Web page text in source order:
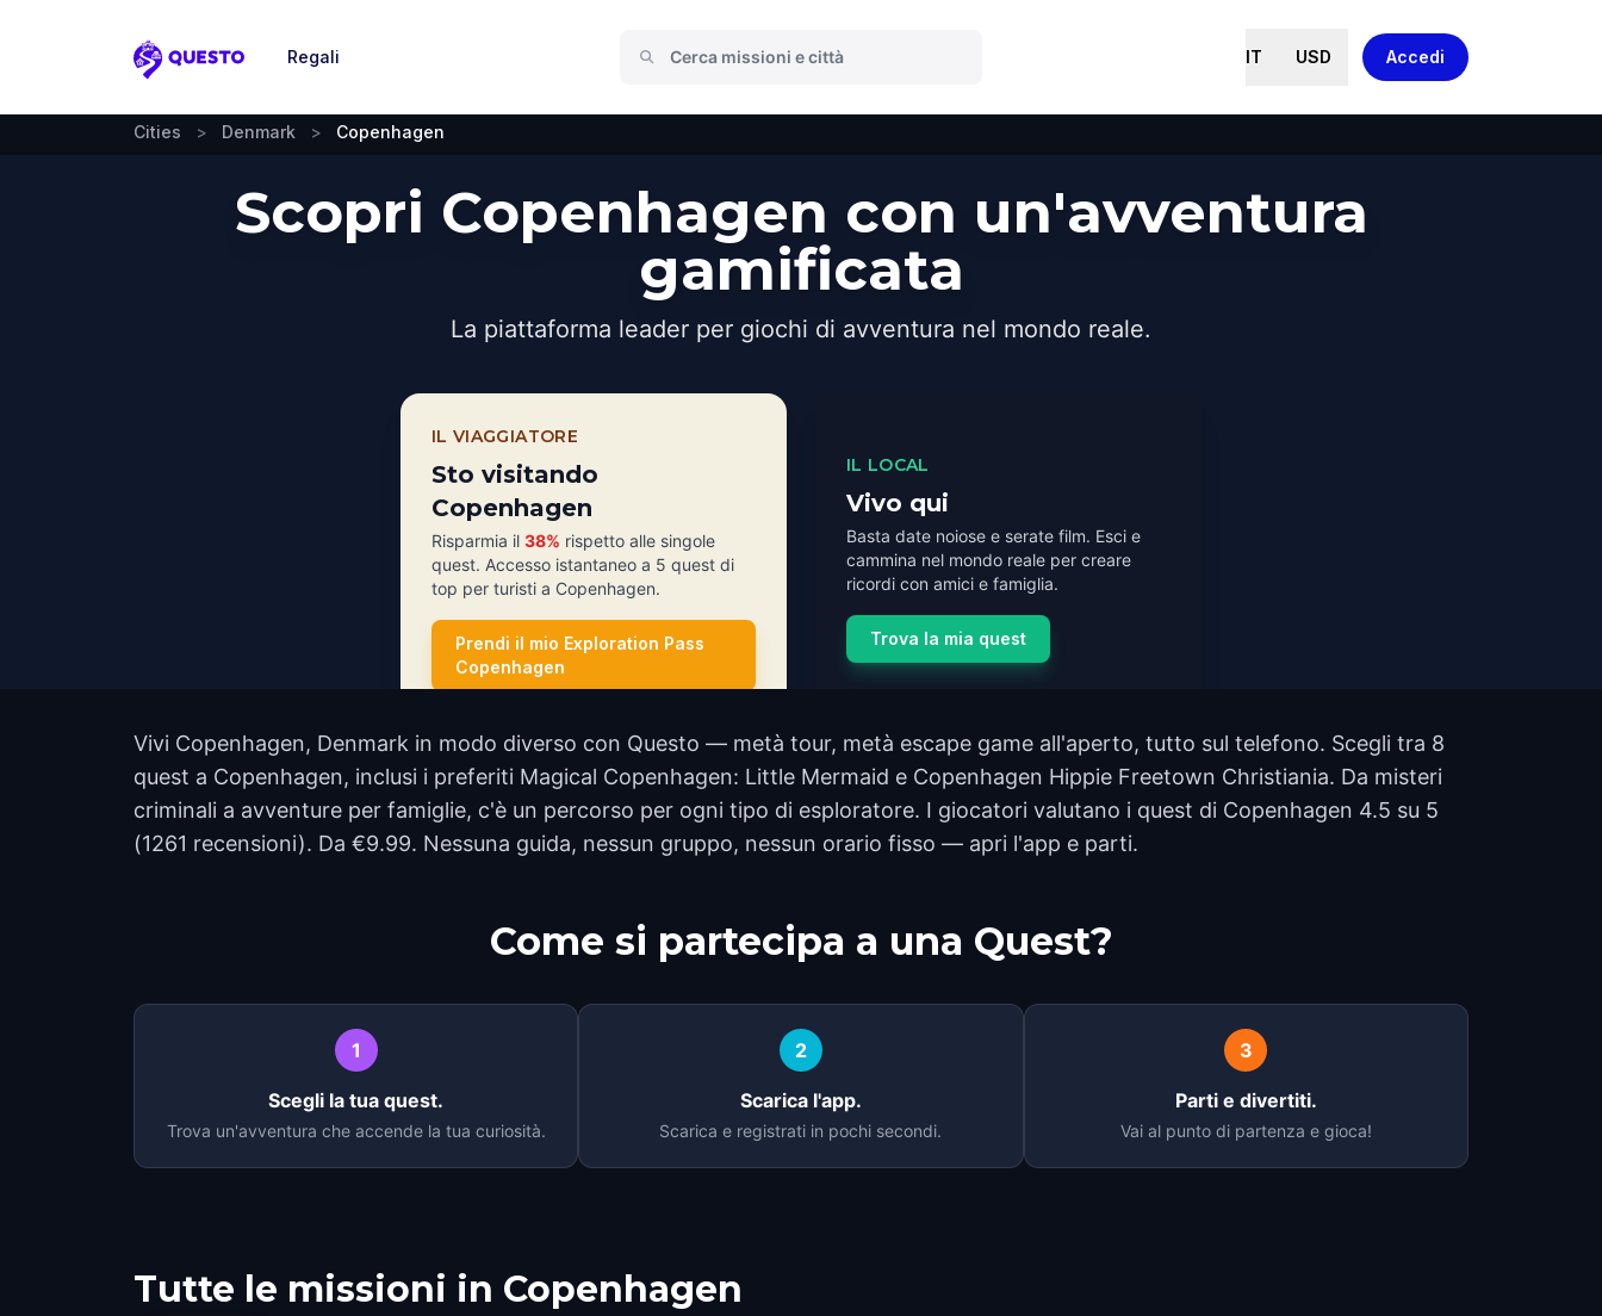
Questo
Regali IT USD Accedi
Cities > Denmark > Copenhagen
Scopri Copenhagen con un'avventura
gamificata
La piattaforma leader per giochi di avventura nel mondo reale.
IL VIAGGIATORE
Sto visitando
Copenhagen
Risparmia il 38% rispetto alle singole
quest. Accesso istantaneo a 5 quest di
top per turisti a Copenhagen.
Prendi il mio Exploration Pass
Copenhagen
IL LOCAL
Vivo qui
Basta date noiose e serate film. Esci e
cammina nel mondo reale per creare
ricordi con amici e famiglia.
Trova la mia quest
Vivi Copenhagen, Denmark in modo diverso con Questo — metà tour, metà escape game all'aperto, tutto sul telefono. Scegli tra 8
quest a Copenhagen, inclusi i preferiti Magical Copenhagen: Little Mermaid e Copenhagen Hippie Freetown Christiania. Da misteri
criminali a avventure per famiglie, c'è un percorso per ogni tipo di esploratore. I giocatori valutano i quest di Copenhagen 4.5 su 5
(1261 recensioni). Da €9.99. Nessuna guida, nessun gruppo, nessun orario fisso — apri l'app e parti.
Come si partecipa a una Quest?
1
Scegli la tua quest.
Trova un'avventura che accende la tua curiosità.
2
Scarica l'app.
Scarica e registrati in pochi secondi.
3
Parti e divertiti.
Vai al punto di partenza e gioca!
Tutte le missioni in Copenhagen